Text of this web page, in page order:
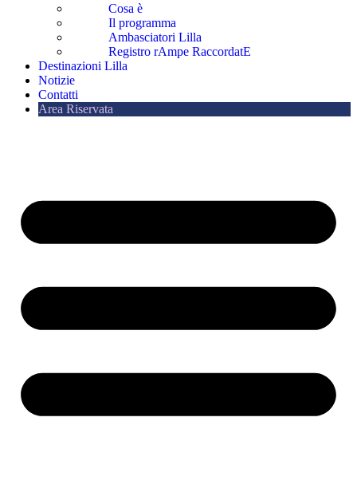
Cosa è
Il programma
Ambasciatori Lilla
Registro rAmpe RaccordatE
Destinazioni Lilla
Notizie
Contatti
Area Riservata